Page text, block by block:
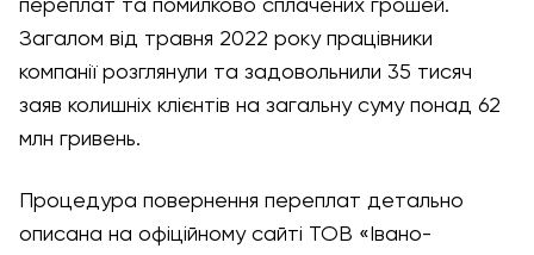
переплат та помилково сплачених грошей.
Загалом від травня 2022 року працівники
компанії розглянули та задовольнили 35 тисяч
заяв колишніх клієнтів на загальну суму понад 62
млн гривень.
Процедура повернення переплат детально
описана на офіційному сайті ТОВ «Івано-